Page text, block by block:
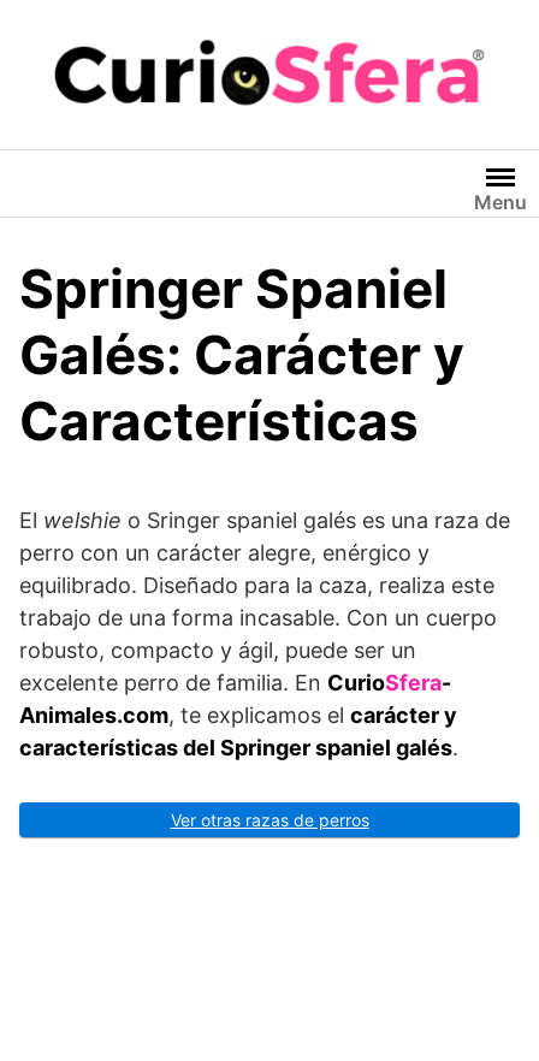
contenido
Menu
Springer Spaniel
Galés: Carácter y
Características
El welshie o Sringer spaniel galés es una raza de
perro con un carácter alegre, enérgico y
equilibrado. Diseñado para la caza, realiza este
trabajo de una forma incasable. Con un cuerpo
robusto, compacto y ágil, puede ser un
excelente perro de familia. En CurioSfera-
Animales.com, te explicamos el carácter y
características del Springer spaniel galés.
Ver otras razas de perros